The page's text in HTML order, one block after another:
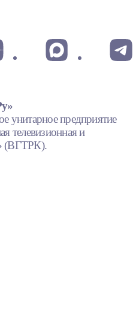
унитарное предприятие
телевизионная и
(ВГТРК).